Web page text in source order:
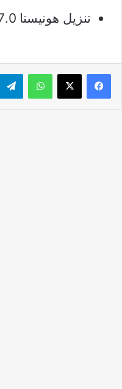
تنزيل هونيستا 7.0 apk:
واتساب